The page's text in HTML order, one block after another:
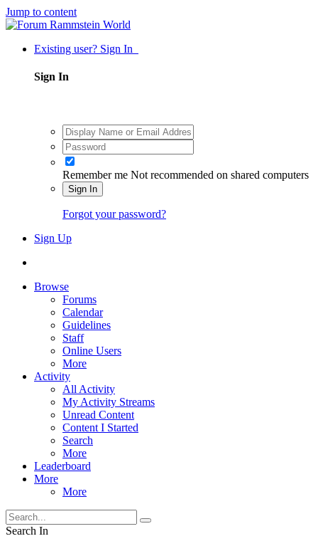
Jump to content
Existing user? Sign In
Sign In
Remember me Not recommended on shared computers
Sign In
Forgot your password?
Sign Up
Browse
Forums
Calendar
Guidelines
Staff
Online Users
More
Activity
All Activity
My Activity Streams
Unread Content
Content I Started
Search
More
Leaderboard
More
More
Search In